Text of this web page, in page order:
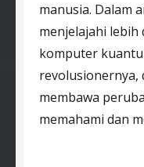
manusia. Dalam
menjelajahi lebih
komputer
revolusionernya,
membawa
memahami dan